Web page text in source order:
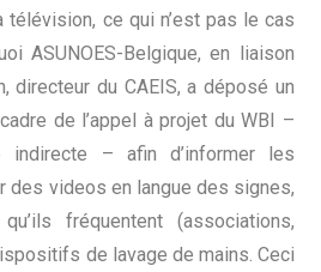
ce qui n’est pas le cas
ASUNOES-Belgique, en liaison
directeur du CAEIS, a déposé un
de l’appel à projet du WBI –
indirecte – afin d’informer les
des videos en langue des signes,
fréquentent (associations,
de lavage de mains. Ceci